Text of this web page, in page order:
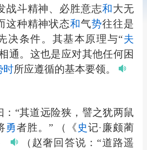
战斗精神、必胜意志和 大无
这种精神状态和气势往往是
决条件。其基本原理与“夫
通。这也是应对其他任何困
时所应遵循的基本要领。
：“其道远险狭，譬之犹两鼠
勇者胜。” （《 史记·廉颇蔺
（赵奢回答说：“道路遥